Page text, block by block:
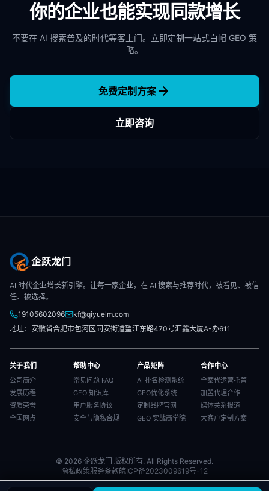
你的企业也能实现同款增长
不要在 AI 搜索普及的时代等客上门。立即定制一站式白帽 GEO 策
略。
免费定制方案
立即咨询
企跃龙门
AI 时代企业增长新引擎。让每一家企业，在 AI 搜索与推荐时代，被看见、被信
任、被选择。
19105602096
kf@qiyuelm.com
地址：安徽省合肥市包河区同安街道望江东路470号汇鑫大厦A-办611
关于我们
公司简介
发展历程
资质荣誉
全国网点
帮助中心
常见问题 FAQ
GEO 知识库
用户服务协议
安全与隐私合规
产品矩阵
AI 排名检测系统
GEO优化系统
定制品牌官网
GEO 实战商学院
合作中心
全案代运营托管
加盟代理合作
媒体关系报道
大客户定制方案
© 2026 企跃龙门 版权所有. All Rights Reserved.
隐私政策服务条款皖ICP备2023009619号-12